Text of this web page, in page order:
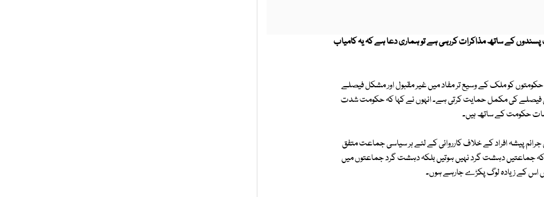
پسندوں کے ساتھ مذاکرات کررہی ہے تو ہماری دعا ہے کہ یہ کامیاب
حکومتوں کو ملک کے وسیع تر مفاد میں غیر مقبول اور مشکل فیصلے
فیصلے کی مکمل حمایت کرتی ہے۔ انہوں نے کہا کہ حکومت شدت
حکومت کے ساتھ ہیں۔
جرائم پیشہ افراد کے خلاف کارروائی کے لئے ہر سیاسی جماعت متفق
کہ جماعتیں دہشت گرد نہیں ہوتیں بلکہ دہشت گرد جماعتوں میں
اس کے زیادہ لوگ پکڑے جارہے ہوں۔